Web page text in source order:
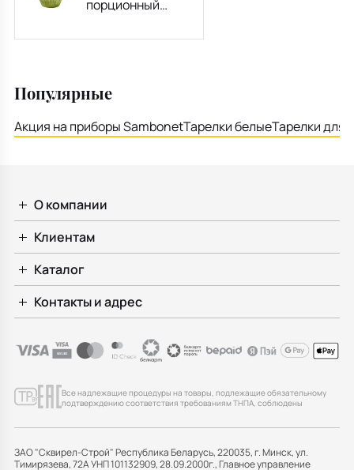
порционный
Flor 16 см
Популярные
Акция на приборы SambonetТарелки белыеТарелки для
О компании
Клиентам
Каталог
Контакты и адрес
Все надлежащие процедуры на товары, подлежащие обязательному
подтверждению соответствия требованиям ТНПА, соблюдены
ЗАО "Сквирел-Строй" Республика Беларусь, 220035, г. Минск, ул.
Тимирязева, 72А УНП 101132909, 28.09.2000г., Главное управление